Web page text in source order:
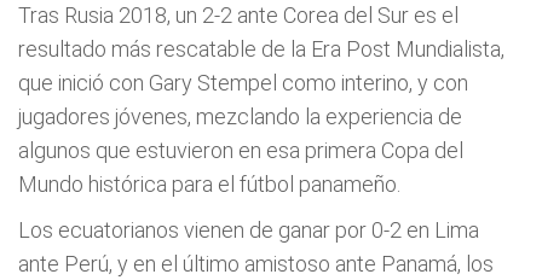
Tras Rusia 2018, un 2-2 ante Corea del Sur es el
resultado más rescatable de la Era Post Mundialista,
que inició con Gary Stempel como interino, y con
jugadores jóvenes, mezclando la experiencia de
algunos que estuvieron en esa primera Copa del
Mundo histórica para el fútbol panameño.
Los ecuatorianos vienen de ganar por 0-2 en Lima
ante Perú, y en el último amistoso ante Panamá, los